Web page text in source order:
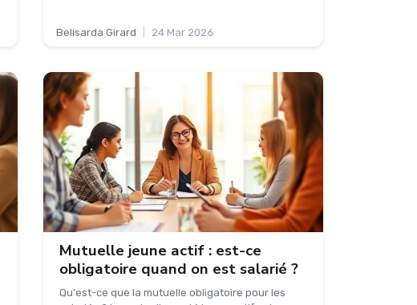
Belisarda Girard 24 Mar 2026
Mutuelle jeune actif : est-ce
obligatoire quand on est salarié ?
Qu'est-ce que la mutuelle obligatoire pour les